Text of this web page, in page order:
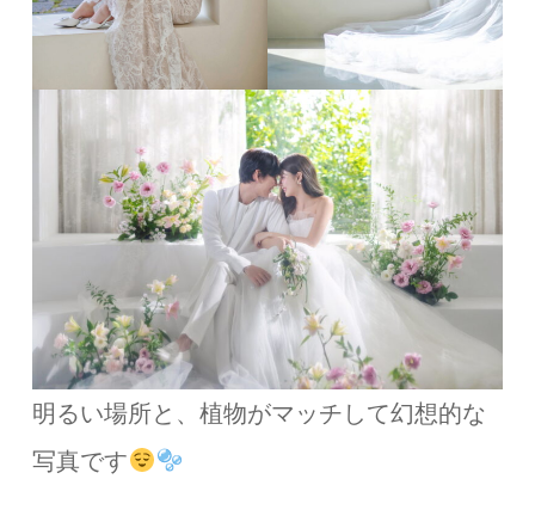
明るい場所と、植物がマッチして幻想的な
写真です